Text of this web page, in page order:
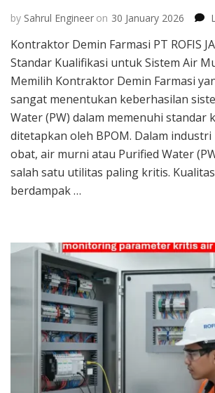
by Sahrul Engineer on 30 January 2026
Kontraktor Demin Farmasi PT ROFIS
Standar Kualifikasi untuk Sistem Air
Memilih Kontraktor Demin Farmasi
sangat menentukan keberhasilan
Water (PW) dalam memenuhi standar
ditetapkan oleh BPOM. Dalam
obat, air murni atau Purified Water
salah satu utilitas paling kritis.
berdampak …